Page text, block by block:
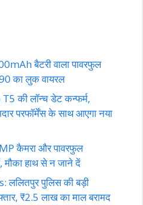
बैटरी वाला पावरफुल
का लुक वायरल
की लॉन्च डेट कन्फर्म,
परफॉर्मेंस के साथ आएगा नया
कैमरा और पावरफुल
मौका हाथ से न जाने दें
पुलिस की बड़ी
₹2.5 लाख का माल बरामद